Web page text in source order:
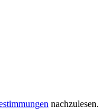
nachzulesen.